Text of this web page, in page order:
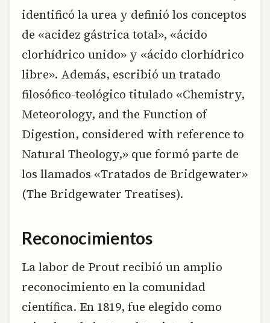
identificó la urea y definió los conceptos
de «acidez gástrica total», «ácido
clorhídrico unido» y «ácido clorhídrico
libre». Además, escribió un tratado
filosófico-teológico titulado «Chemistry,
Meteorology, and the Function of
Digestion, considered with reference to
Natural Theology,» que formó parte de
los llamados «Tratados de Bridgewater»
(The Bridgewater Treatises).
Reconocimientos
La labor de Prout recibió un amplio
reconocimiento en la comunidad
científica. En 1819, fue elegido como